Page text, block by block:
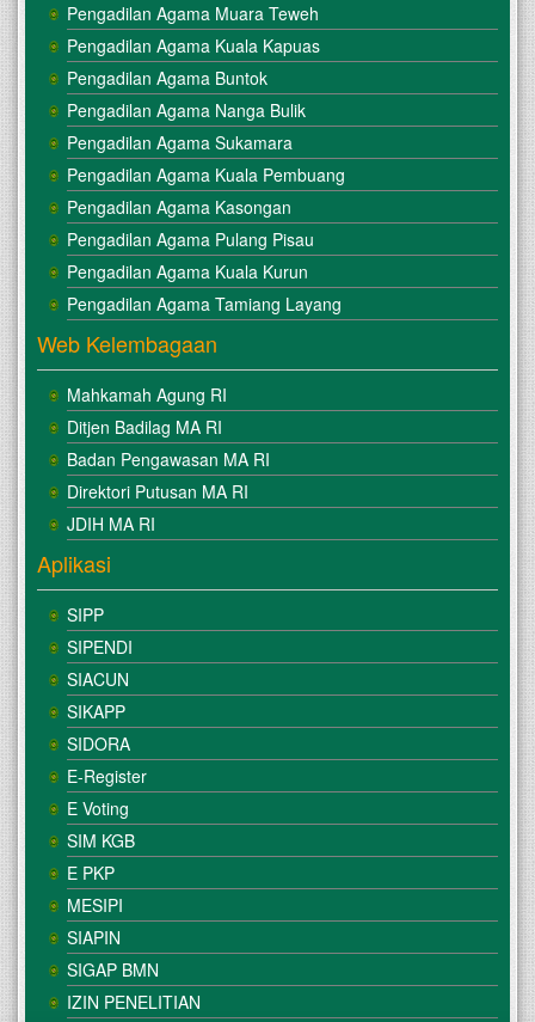
Pengadilan Agama Muara Teweh
Pengadilan Agama Kuala Kapuas
Pengadilan Agama Buntok
Pengadilan Agama Nanga Bulik
Pengadilan Agama Sukamara
Pengadilan Agama Kuala Pembuang
Pengadilan Agama Kasongan
Pengadilan Agama Pulang Pisau
Pengadilan Agama Kuala Kurun
Pengadilan Agama Tamiang Layang
Web Kelembagaan
Mahkamah Agung RI
Ditjen Badilag MA RI
Badan Pengawasan MA RI
Direktori Putusan MA RI
JDIH MA RI
Aplikasi
SIPP
SIPENDI
SIACUN
SIKAPP
SIDORA
E-Register
E Voting
SIM KGB
E PKP
MESIPI
SIAPIN
SIGAP BMN
IZIN PENELITIAN